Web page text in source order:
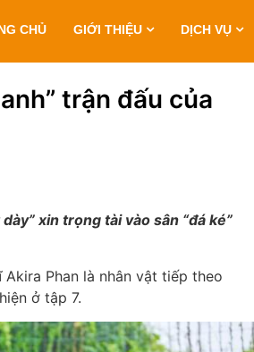
CHỦ GIỚI THIỆU DỊCH VỤ
trận đấu của
xin trọng tài vào sân “đá ké”
Phan là nhân vật tiếp theo
ở tập 7.